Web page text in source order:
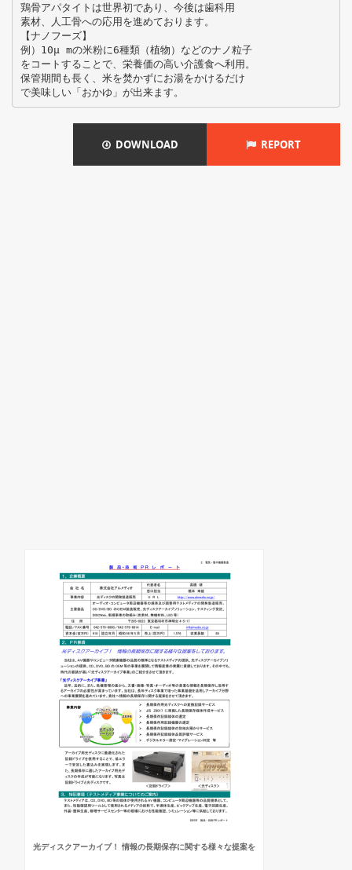
鶏骨アパタイトは世界初であり、今後は歯科用
素材、人工骨への応用を進めております。
【ナノフーズ】
例）10μ mの米粉に6種類（植物）などのナノ粒子
をコートすることで、栄養価の高い介護食へ利用。
保管期間も長く、米を焚かずにお湯をかけるだけ
DOWNLOAD REPORT
光ディスクアーカイブ！ 情報の長期保存に関する様々な提案を